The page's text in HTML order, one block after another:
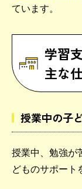
ています。
学習
主な
授業中の子
授業中、勉強が
どものサポート